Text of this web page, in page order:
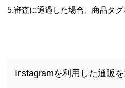
5.審査に通過した場合、商品タ
Instagramを利用した通販